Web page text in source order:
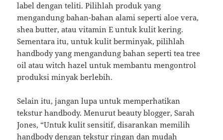
label dengan teliti. Pilihlah produk yang
mengandung bahan-bahan alami seperti aloe vera,
shea butter, atau vitamin E untuk kulit kering.
Sementara itu, untuk kulit berminyak, pilihlah
handbody yang mengandung bahan seperti tea tree
oil atau witch hazel untuk membantu mengontrol
produksi minyak berlebih.
Selain itu, jangan lupa untuk memperhatikan
tekstur handbody. Menurut beauty blogger, Sarah
Jones, “Untuk kulit sensitif, disarankan memilih
handbody dengan tekstur ringan dan mudah